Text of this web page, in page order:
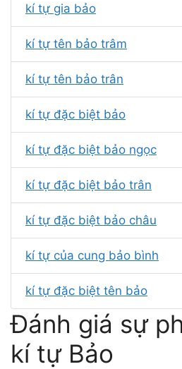
kí tự gia bảo
kí tự tên bảo trâm
kí tự tên bảo trân
kí tự đặc biệt bảo
kí tự đặc biệt bảo ngọc
kí tự đặc biệt bảo trân
kí tự đặc biệt bảo châu
kí tự của cung bảo bình
kí tự đặc biệt tên bảo
Đánh giá sự
kí tự Bảo